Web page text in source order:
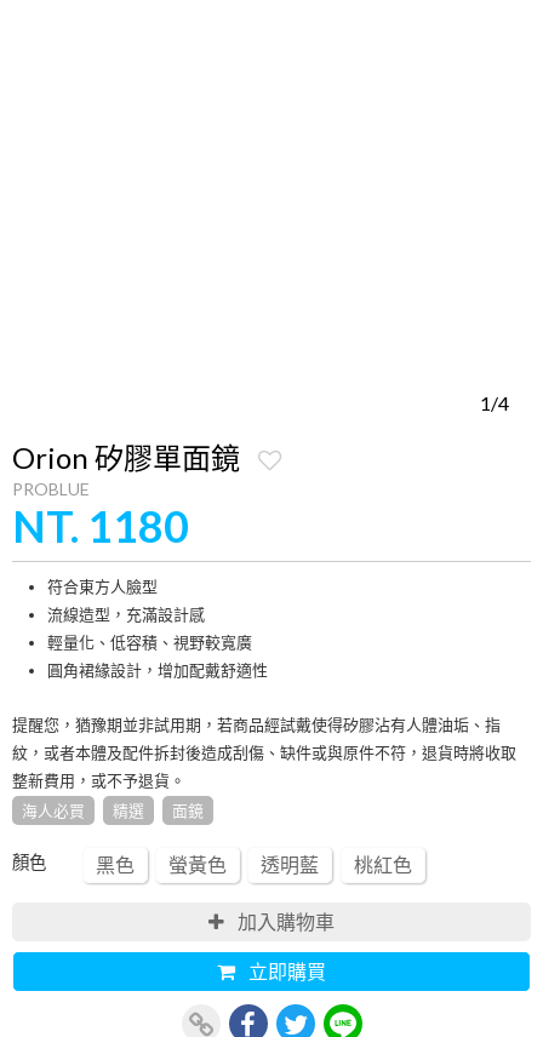
1/4
Orion 矽膠單面鏡
PROBLUE
NT. 1180
符合東方人臉型
流線造型，充滿設計感
輕量化、低容積、視野較寬廣
圓角裙緣設計，增加配戴舒適性
提醒您，猶豫期並非試用期，若商品經試戴使得矽膠沾有人體油垢、指
紋，或者本體及配件拆封後造成刮傷、缺件或與原件不符，退貨時將收取
整新費用，或不予退貨。
海人必買
精選 面鏡
顏色 黑色 螢黃色 透明藍 桃紅色
加入購物車
立即購買